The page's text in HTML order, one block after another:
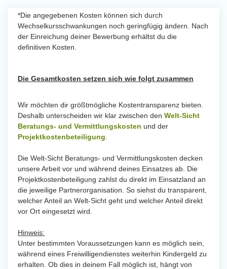
*Die angegebenen Kosten können sich durch
Wechselkursschwankungen noch geringfügig ändern. Nach
der Einreichung deiner Bewerbung erhältst du die
definitiven Kosten.
Die Gesamtkosten setzen sich wie folgt zusammen
Wir möchten dir größtmögliche Kostentransparenz bieten.
Deshalb unterscheiden wir klar zwischen den Welt-Sicht
Beratungs- und Vermittlungskosten und der
Projektkostenbeteiligung
Die Welt-Sicht Beratungs- und Vermittlungskosten decken
unsere Arbeit vor und während deines Einsatzes ab. Die
Projektkostenbeteiligung zahlst du direkt im Einsatzland an
die jeweilige Partnerorganisation. So siehst du transparent,
welcher Anteil an Welt-Sicht geht und welcher Anteil direkt
vor Ort eingesetzt wird.
Hinweis:
Unter bestimmten Voraussetzungen kann es möglich sein,
während eines Freiwilligendienstes weiterhin Kindergeld zu
erhalten. Ob dies in deinem Fall möglich ist, hängt von